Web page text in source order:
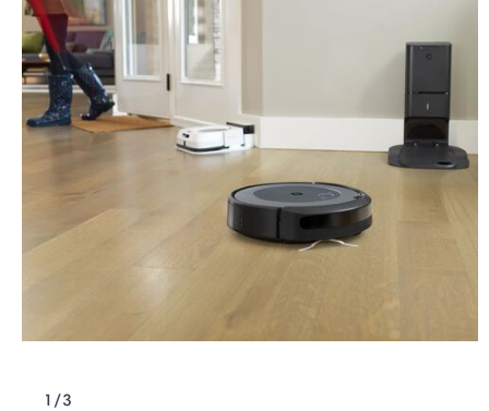
1/3